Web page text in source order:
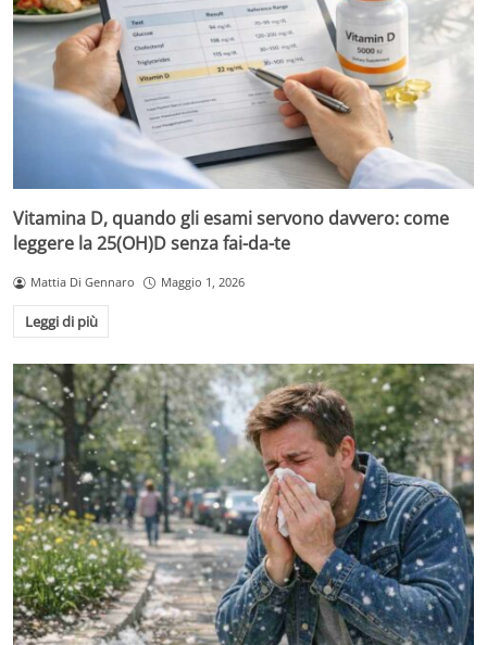
Vitamina D, quando gli esami servono davvero: come
leggere la 25(OH)D senza fai-da-te
Mattia Di Gennaro Maggio 1, 2026
Leggi di più